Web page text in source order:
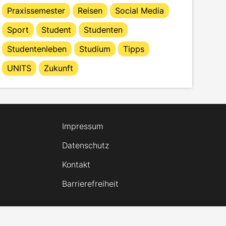
Praxissemester
Reisen
Social Media
Sport
Student
Studenten
Studentenleben
Studium
Tipps
UNITS
Zukunft
Impressum
Datenschutz
Kontakt
Barrierefreiheit